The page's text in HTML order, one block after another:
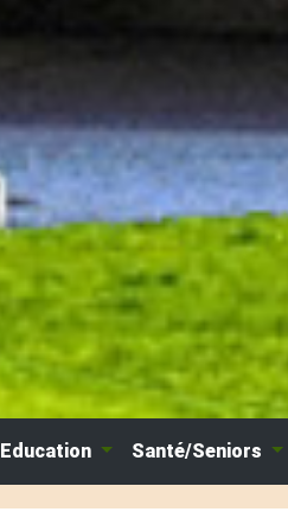
Education Santé/Seniors